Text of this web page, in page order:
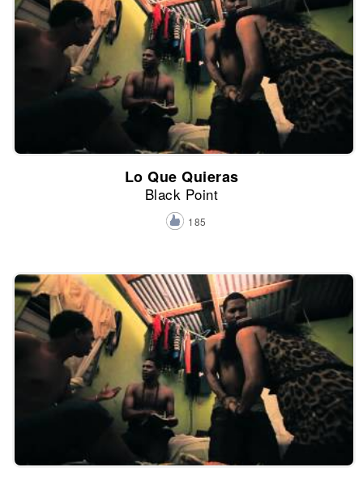
Lo Que Quieras
Black Point
185